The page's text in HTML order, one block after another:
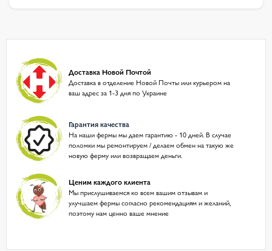
Доставка Новой Почтой
Доставка в отделение Новой Почты или курьером на
ваш адрес за 1-3 дня по Украине
Гарантия качества
На наши фермы мы даем гарантию - 10 дней. В случае
поломки мы ремонтируем / делаем обмен на такую же
новую ферму или возвращаем деньги.
Ценим каждого клиента
Мы прислушиваемся ко всем вашим отзывам и
улучшаем фермы согласно рекомендациям и желаний,
поэтому нам ценно ваше мнение